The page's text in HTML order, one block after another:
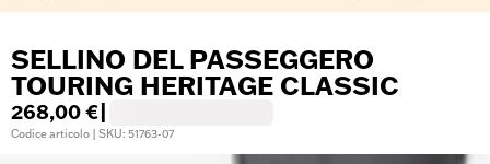
SELLINO DEL PASSEGGERO
TOURING HERITAGE CLASSIC
268,00 €
Codice articolo | SKU: 51763-07